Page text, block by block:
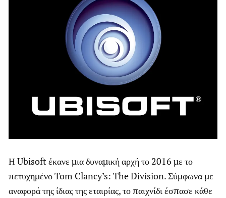
Η Ubisoft έκανε μια δυναμική αρχή το 2016 με το
πετυχημένο Tom Clancy’s: The Division. Σύμφωνα με
αναφορά της ίδιας της εταιρίας, το παιχνίδι έσπασε κάθε